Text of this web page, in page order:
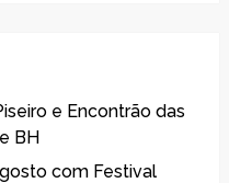
e Encontrão das
BH
com Festival